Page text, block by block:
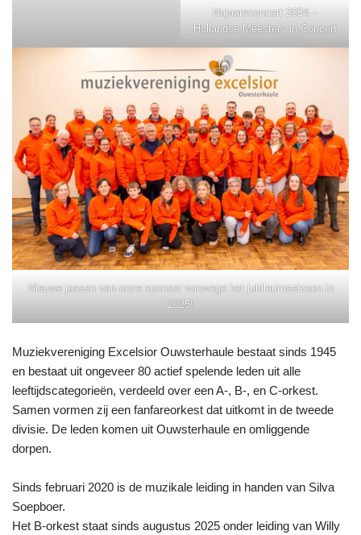
Najaarsconcert 2024 –
Hollandse Meesters in Concert
Nieuwe jassen van onze sponsor vanwege het jubileumseizoen in
2025!
Muziekvereniging Excelsior Ouwsterhaule bestaat sinds 1945
en bestaat uit ongeveer 80 actief spelende leden uit alle
leeftijdscategorieën, verdeeld over een A-, B-, en C-orkest.
Samen vormen zij een fanfareorkest dat uitkomt in de tweede
divisie. De leden komen uit Ouwsterhaule en omliggende
dorpen.
Sinds februari 2020 is de muzikale leiding in handen van Silva
Soepboer.
Het B-orkest staat sinds augustus 2025 onder leiding van Willy